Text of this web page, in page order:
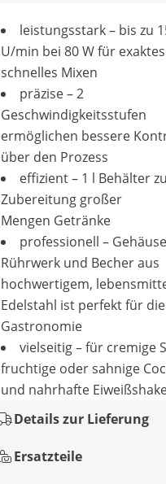
leistungsstark – bis zu
U/min bei 80 W für
schnelles Mixen
präzise – 2
Geschwindigkeitsstufen
ermöglichen bessere
über den Prozess
effizient – 1 l Behälter
Zubereitung großer
Mengen Getränke
professionell –
Rührwerk und Becher aus
hochwertigem,
Edelstahl ist perfekt für die
Gastronomie
vielseitig – für cremige
fruchtige oder sahnige
und nahrhafte
Details zur Lieferung
Ersatzteile